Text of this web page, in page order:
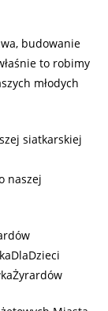
budowanie
to robimy
młodych
siatkarskiej
naszej